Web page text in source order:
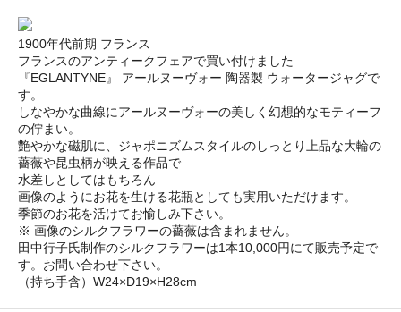
1900年代前期 フランス
フランスのアンティークフェアで買い付けました
『EGLANTYNE』 アールヌーヴォー 陶器製 ウォータージャグで
す。
しなやかな曲線にアールヌーヴォーの美しく幻想的なモティーフ
の佇まい。
艶やかな磁肌に、ジャポニズムスタイルのしっとり上品な大輪の
薔薇や昆虫柄が映える作品で
水差しとしてはもちろん
画像のようにお花を生ける花瓶としても実用いただけます。
季節のお花を活けてお愉しみ下さい。
※ 画像のシルクフラワーの薔薇は含まれません。
田中行子氏制作のシルクフラワーは1本10,000円にて販売予定で
す。お問い合わせ下さい。
（持ち手含）W24×D19×H28cm